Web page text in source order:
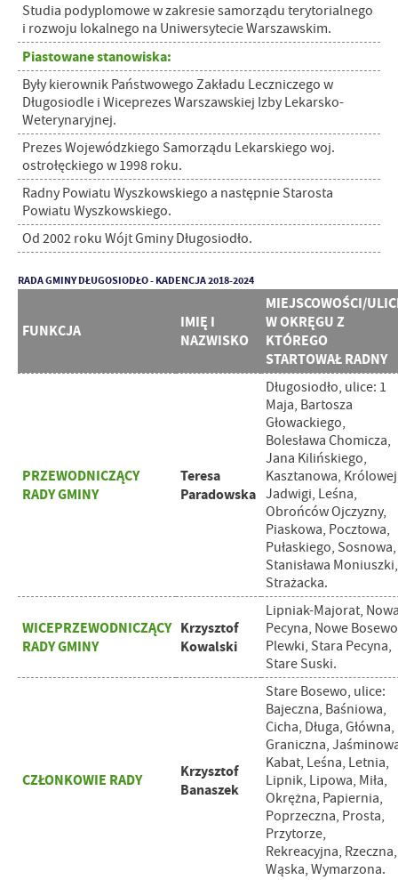
Studia podyplomowe w zakresie samorządu terytorialnego
i rozwoju lokalnego na Uniwersytecie Warszawskim.
Piastowane stanowiska:
Były kierownik Państwowego Zakładu Leczniczego w
Długosiodle i Wiceprezes Warszawskiej Izby Lekarsko-
Weterynaryjnej.
Prezes Wojewódzkiego Samorządu Lekarskiego woj.
ostrołęckiego w 1998 roku.
Radny Powiatu Wyszkowskiego a następnie Starosta
Powiatu Wyszkowskiego.
Od 2002 roku Wójt Gminy Długosiodło.
RADA GMINY DŁUGOSIODŁO - KADENCJA 2018-2024
FUNKCJA
IMIĘ I
NAZWISKO
MIEJSCOWOŚCI/
W OKRĘGU Z
KTÓREGO
STARTOWAŁ RADNY
PRZEWODNICZĄCY
RADY GMINY
Teresa
Paradowska
Długosiodło, ulice: 1
Maja, Bartosza
Głowackiego,
Bolesława Chomicza,
Jana Kilińskiego,
Kasztanowa, Królowej
Jadwigi, Leśna,
Obrońców Ojczyzny,
Piaskowa, Pocztowa,
Pułaskiego, Sosnowa,
Stanisława Moniuszki,
Strażacka.
WICEPRZEWODNICZĄCY
RADY GMINY
Krzysztof
Kowalski
Lipniak-Majorat,
Pecyna, Nowe
Plewki, Stara Pecyna,
Stare Suski.
CZŁONKOWIE RADY
Krzysztof
Banaszek
Stare Bosewo, ulice:
Bajeczna, Baśniowa,
Cicha, Długa, Główna,
Graniczna,
Kabat, Leśna, Letnia,
Lipnik, Lipowa, Miła,
Okrężna, Papiernia,
Poprzeczna, Prosta,
Przytorze,
Rekreacyjna, Rzeczna,
Wąska, Wymarzona.